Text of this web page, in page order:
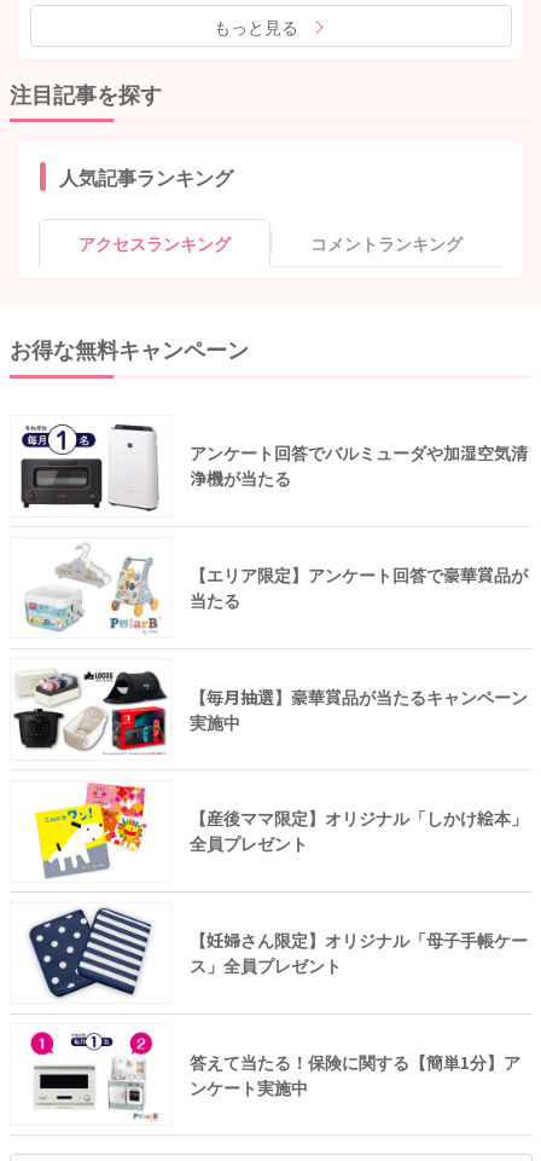
もっと見る
注目記事を探す
人気記事ランキング
アクセスランキング コメントランキング
お得な無料キャンペーン
アンケート回答でバルミューダや加湿空気清
浄機が当たる
【エリア限定】アンケート回答で豪華賞品が
当たる
【毎月抽選】豪華賞品が当たるキャンペーン
実施中
【産後ママ限定】オリジナル「しかけ絵本」
全員プレゼント
【妊婦さん限定】オリジナル「母子手帳ケー
ス」全員プレゼント
答えて当たる！保険に関する【簡単1分】ア
ンケート実施中